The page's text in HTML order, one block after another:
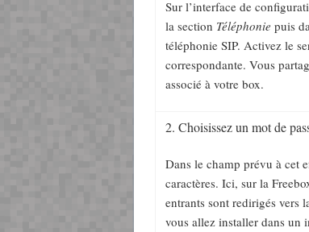
Sur l’interface de
la section Téléphonie puis
téléphonie SIP. Activez le
correspondante. Vous
associé à votre box.
2. Choisissez un mot de
Dans le champ prévu à cet
caractères. Ici, sur la
entrants sont redirigés vers
vous allez installer dans un